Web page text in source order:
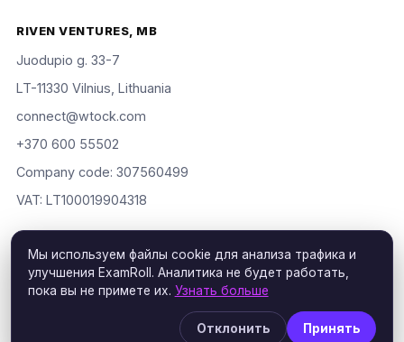
RIVEN VENTURES, MB
Juodupio g. 33-7
LT-11330 Vilnius, Lithuania
connect@wtock.com
+370 600 55502
Company code: 307560499
VAT: LT100019904318
© 2016–2026 Riven Ventures, MB. Все права защищены.
ExamRoll is an independent study aid, not affiliated with or
endorsed by the certification vendors named; rights holders may
request removal via ourDMCA policy.
Мы используем файлы cookie для анализа трафика и
улучшения ExamRoll. Аналитика не будет работать,
пока вы не примете их. Узнать больше
Отклонить Принять